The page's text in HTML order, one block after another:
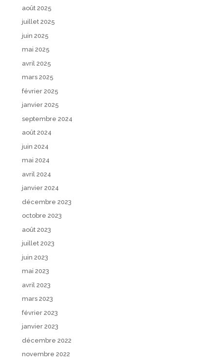
août 2025
juillet 2025
juin 2025
mai 2025
avril 2025
mars 2025
février 2025
janvier 2025
septembre 2024
août 2024
juin 2024
mai 2024
avril 2024
janvier 2024
décembre 2023
octobre 2023
août 2023
juillet 2023
juin 2023
mai 2023
avril 2023
mars 2023
février 2023
janvier 2023
décembre 2022
novembre 2022